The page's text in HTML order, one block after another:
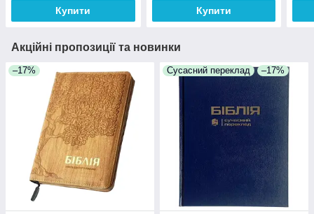
Купити Купити
Акційні пропозиції та новинки
–17% Сусасний переклад –17%